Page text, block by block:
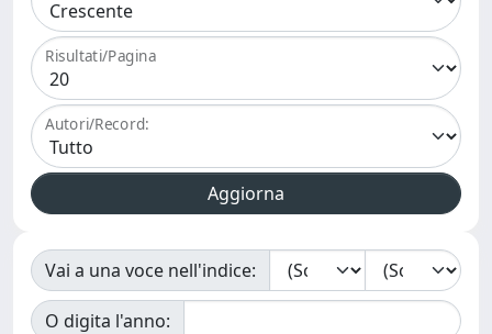
Risultati/Pagina
Autori/Record:
Vai a una voce nell'indice:
O digita l'anno: